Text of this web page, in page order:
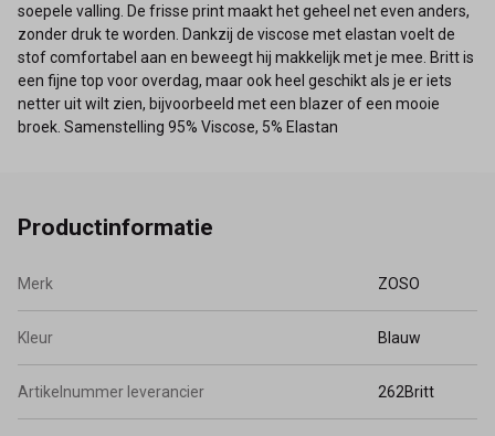
soepele valling. De frisse print maakt het geheel net even anders,
zonder druk te worden. Dankzij de viscose met elastan voelt de
stof comfortabel aan en beweegt hij makkelijk met je mee. Britt is
een fijne top voor overdag, maar ook heel geschikt als je er iets
netter uit wilt zien, bijvoorbeeld met een blazer of een mooie
broek. Samenstelling 95% Viscose, 5% Elastan
Productinformatie
Merk ZOSO
Kleur Blauw
Artikelnummer leverancier 262Britt